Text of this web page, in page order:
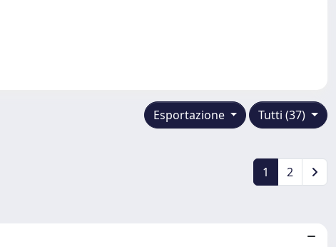
Tutti (37)
Esportazione
1 2